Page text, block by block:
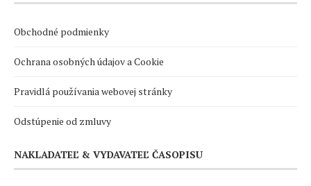
Obchodné podmienky
Ochrana osobných údajov a Cookie
Pravidlá používania webovej stránky
Odstúpenie od zmluvy
NAKLADATEĽ & VYDAVATEĽ ČASOPISU